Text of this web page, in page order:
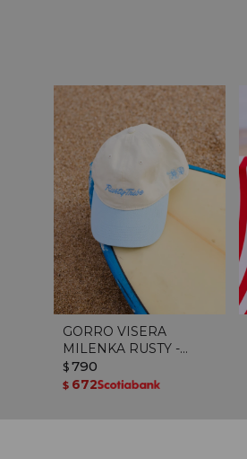
GORRO VISERA
MILENKA RUSTY -
Celeste
$ 790
$ 672